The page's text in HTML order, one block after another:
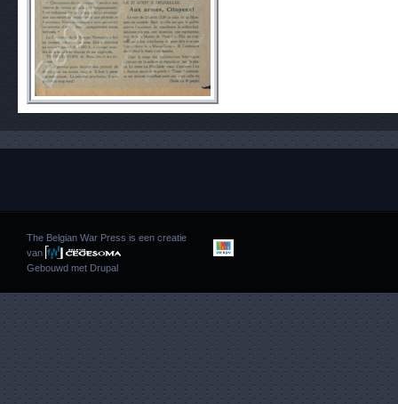
The Belgian War Press is een creatie
van
Gebouwd met Drupal